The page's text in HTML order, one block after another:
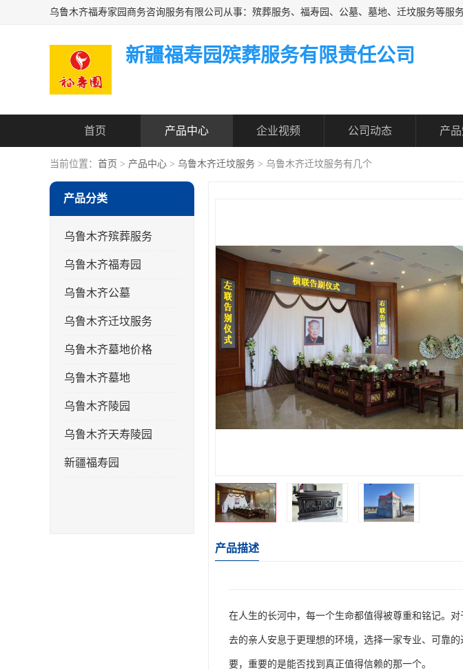
新疆福寿园殡葬服务有限责任公司
首页 产品中心 企业视频 公司动态 产
当前位置： 首页 > 产品中心 > 乌鲁木齐迁坟服务 > 乌鲁木齐迁坟服务有几个
产品分类
乌鲁木齐殡葬服务
乌鲁木齐福寿园
乌鲁木齐公墓
乌鲁木齐迁坟服务
乌鲁木齐墓地价格
乌鲁木齐墓地
乌鲁木齐陵园
乌鲁木齐天寿陵园
新疆福寿园
产品描述
在人生的长河中，每一个生命都值得被尊重和铭记。
去的亲人安息于更理想的环境，选择一家专业、可靠
要，重要的是能否找到真正值得信赖的那一个。